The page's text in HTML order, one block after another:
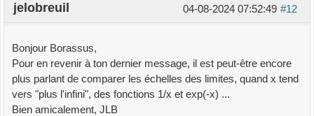
#12
04-08-2024 07:52:49
jelobreuil
Bonjour Borassus,
Pour en revenir à ton dernier message, il est peut-être encore
plus parlant de comparer les échelles des limites, quand x tend
vers "plus l'infini", des fonctions 1/x et exp(-x) ...
Bien amicalement, JLB